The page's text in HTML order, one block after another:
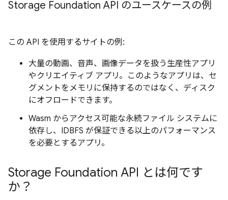
Storage Foundation API のユースケースの例
この API を使用するサイトの例:
大量の動画、音声、画像データを扱う生産性アプリ
やクリエイティブ アプリ。このようなアプリは、セ
グメントをメモリに保持するのではなく、ディスク
にオフロードできます。
Wasm からアクセス可能な永続ファイル システムに
依存し、IDBFS が保証できる以上のパフォーマンス
を必要とするアプリ。
Storage Foundation API とは何です
か？